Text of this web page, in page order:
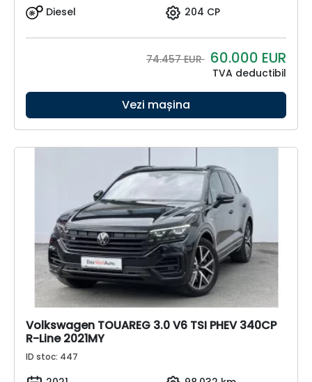
Diesel 204 CP
74.457 EUR 60.000 EUR
TVA deductibil
Vezi mașina
Volkswagen TOUAREG 3.0 V6 TSI PHEV 340CP
R-Line 2021MY
ID stoc: 447